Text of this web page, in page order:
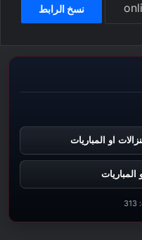
نسخ الرابط
او المباريات
المباريات
313